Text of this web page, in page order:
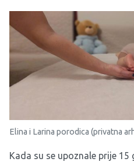
Elina i Larina porodica (privatna
Kada su se upoznale prije